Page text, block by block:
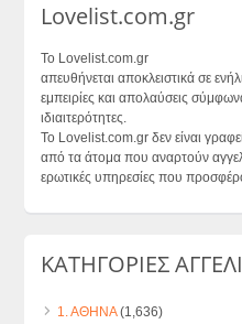
Lovelist.com.gr
Το Lovelist.com.gr
απευθήνεται αποκλειστικά σε
εμπειρίες και απολαύσεις
ιδιαιτερότητες.
Το Lovelist.com.gr δεν είναι
από τα άτομα που αναρτούν
ερωτικές υπηρεσίες που
ΚΑΤΗΓΟΡΙΕΣ
1. ΑΘΗΝΑ(1,636)